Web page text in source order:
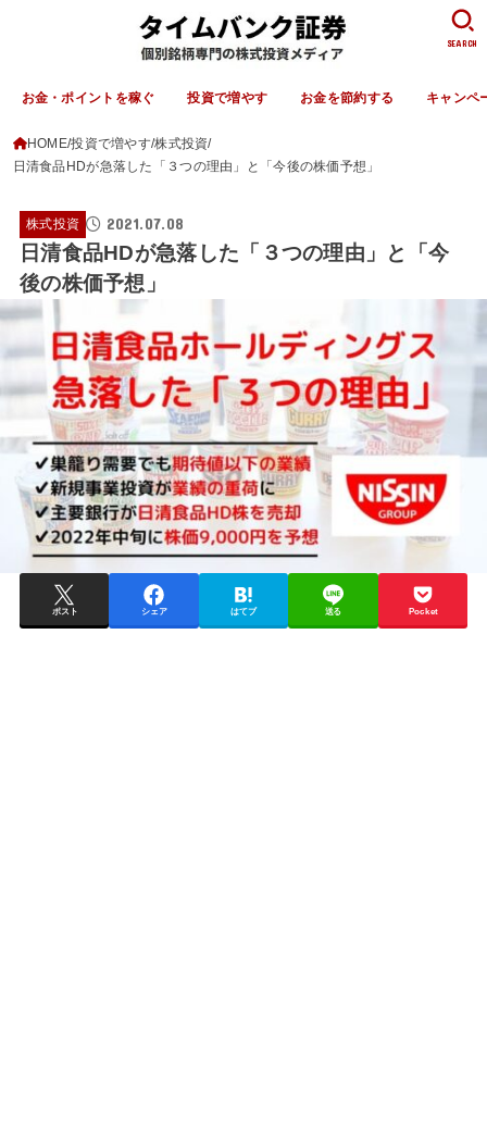
お金・ポイントを稼ぐ 投資で増やす お金を節約する キャンペ
SEARCH
HOME 投資で増やす 株式投資
日清食品HDが急落した「３つの理由」と「今後の株価予想」
株式投資 2021.07.08
日清食品HDが急落した「３つの理由」と「今
後の株価予想」
ポスト シェア はてブ 送る Pocket